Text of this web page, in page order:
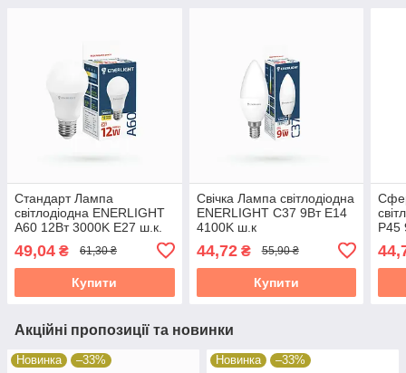
Стандарт Лампа
світлодіодна ENERLIGHT
A60 12Вт 3000K E27 ш.к.
4823093500037, 10шт/уп
19824
49,04 ₴ 61,30 ₴
Купити
Свічка Лампа світлодіодна
ENERLIGHT С37 9Вт E14
4100K ш.к
4823093503816, 10шт/уп
19824
44,72₴ 55,90 ₴
Купити
P45
Акційні пропозиції та новинки
Новинка –33% Новинка –33%